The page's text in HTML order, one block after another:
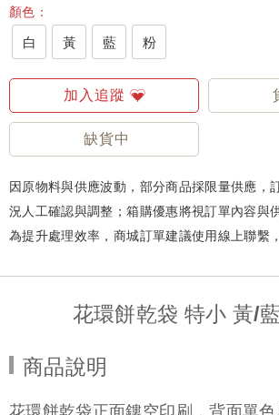
顏色：
白 黃 藍 粉
加入追蹤
缺貨中
因原物料與供應波動，部分商品採限量供應，
況人工確認與調整；箱購優惠將視訂單內容與
為提升處理效率，商城訂單建議使用線上聯繫
花環餅乾袋 特小 黃/
商品說明